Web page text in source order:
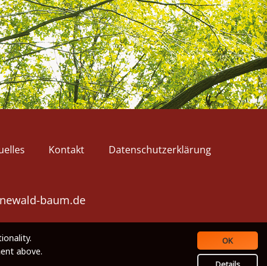
above.
OK
Kontakt
Datenschutzerklärung
baum.de